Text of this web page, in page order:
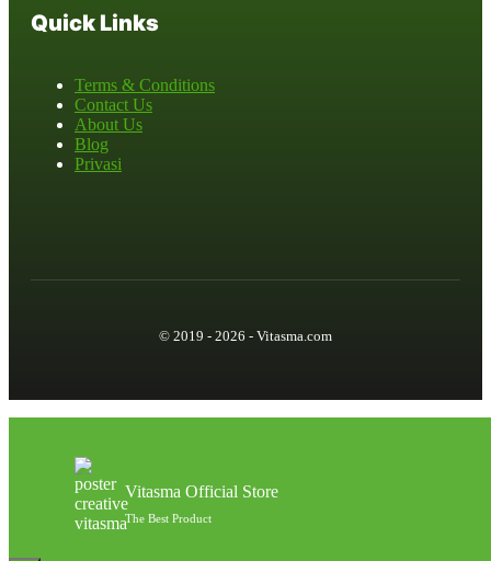
Quick Links
Terms & Conditions
Contact Us
About Us
Blog
Privasi
© 2019 - 2026 - Vitasma.com
Vitasma Official Store
The Best Product